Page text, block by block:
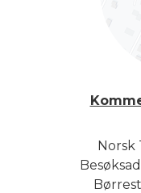
Norsk